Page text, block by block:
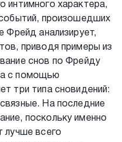
интимного характера,
произошедших
Фрейд анализирует,
приводя примеры из
снов по Фрейду
с помощью
три типа сновидений:
На последние
поскольку именно
лучше всего